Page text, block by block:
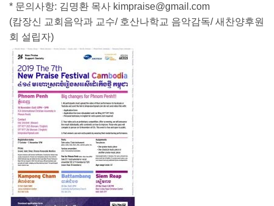
* 문의사항: 김명환 목사 kimpraise@gmail.com
(캄장신 교회음악과 교수/ 호산나학교 음악감독/ 새찬양후원
회 설립자)